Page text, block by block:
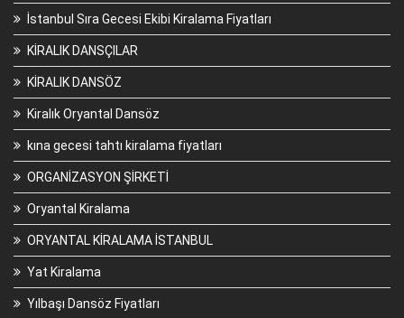
İstanbul Sıra Gecesi Ekibi Kiralama Fiyatları
KİRALIK DANSÇILAR
KİRALIK DANSÖZ
Kiralık Oryantal Dansöz
kına gecesi tahtı kiralama fiyatları
ORGANİZASYON ŞİRKETİ
Oryantal Kiralama
ORYANTAL KİRALAMA İSTANBUL
Yat Kiralama
Yılbaşı Dansöz Fiyatları